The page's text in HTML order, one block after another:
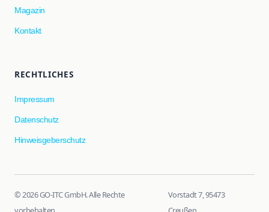
Magazin
Kontakt
RECHTLICHES
Impressum
Datenschutz
Hinweisgeberschutz
© 2026 GO-ITC GmbH. Alle Rechte
Vorstadt 7, 95473